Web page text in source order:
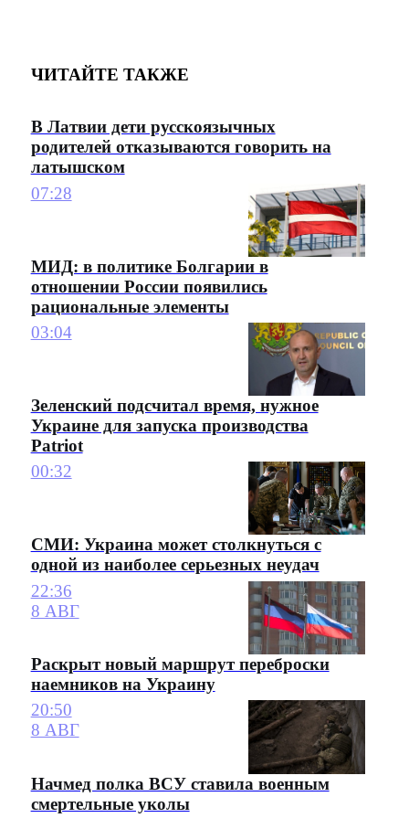
ЧИТАЙТЕ ТАКЖЕ
В Латвии дети русскоязычных
родителей отказываются говорить на
латышском
07:28
МИД: в политике Болгарии в
отношении России появились
рациональные элементы
03:04
Зеленский подсчитал время, нужное
Украине для запуска производства
Patriot
00:32
СМИ: Украина может столкнуться с
одной из наиболее серьезных неудач
22:36
8 АВГ
Раскрыт новый маршрут переброски
наемников на Украину
20:50
8 АВГ
Начмед полка ВСУ ставила военным
смертельные уколы